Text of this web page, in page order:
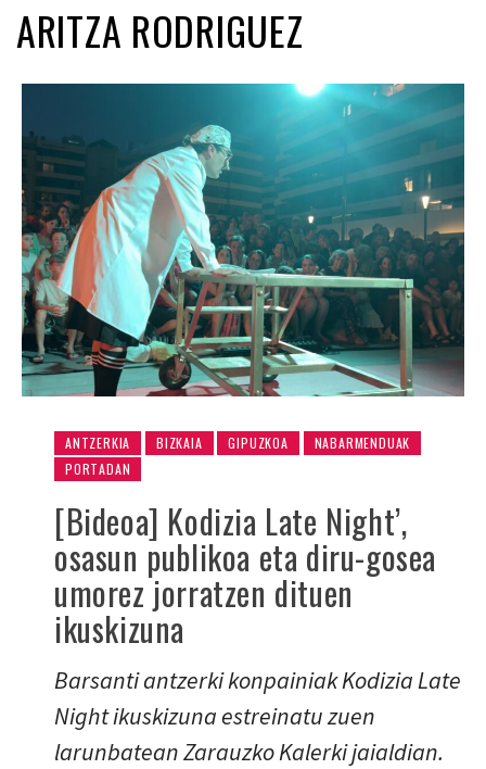
ARITZA RODRIGUEZ
ANTZERKIA BIZKAIA GIPUZKOA
NABARMENDUAK
PORTADAN
[Bideoa] Kodizia Late Night’,
osasun publikoa eta diru-gosea
umorez jorratzen dituen
ikuskizuna
Barsanti antzerki konpainiak Kodizia Late
Night ikuskizuna estreinatu zuen
larunbatean Zarauzko Kalerki jaialdian.